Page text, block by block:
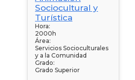
Hora:
2000h
Área:
Servicios Socioculturales
y a la Comunidad
Grado:
Grado Superior